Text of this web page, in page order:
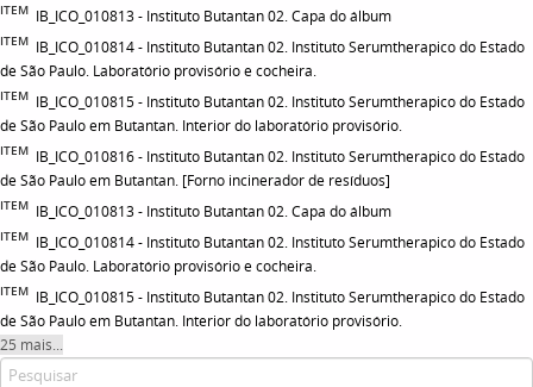
ITEM IB_ICO_010813 - Instituto Butantan 02. Capa do álbum
ITEM IB_ICO_010814 - Instituto Butantan 02. Instituto Serumtherapico do Estado
de São Paulo. Laboratório provisório e cocheira.
ITEM IB_ICO_010815 - Instituto Butantan 02. Instituto Serumtherapico do Estado
de São Paulo em Butantan. Interior do laboratório provisório.
ITEM IB_ICO_010816 - Instituto Butantan 02. Instituto Serumtherapico do Estado
de São Paulo em Butantan. [Forno incinerador de resíduos]
ITEM IB_ICO_010813 - Instituto Butantan 02. Capa do álbum
ITEM IB_ICO_010814 - Instituto Butantan 02. Instituto Serumtherapico do Estado
de São Paulo. Laboratório provisório e cocheira.
ITEM IB_ICO_010815 - Instituto Butantan 02. Instituto Serumtherapico do Estado
de São Paulo em Butantan. Interior do laboratório provisório.
25 mais...